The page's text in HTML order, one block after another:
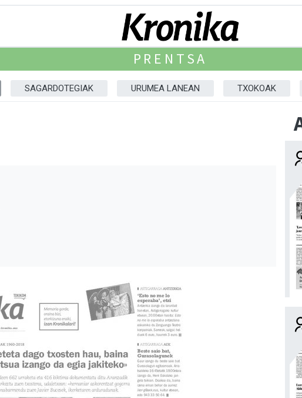
PRENTSA
SAGARDOTEGIAK URUMEA LANEAN TXOKOAK